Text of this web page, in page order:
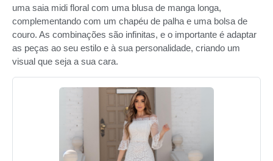
uma saia midi floral com uma blusa de manga longa,
complementando com um chapéu de palha e uma bolsa de
couro. As combinações são infinitas, e o importante é adaptar
as peças ao seu estilo e à sua personalidade, criando um
visual que seja a sua cara.